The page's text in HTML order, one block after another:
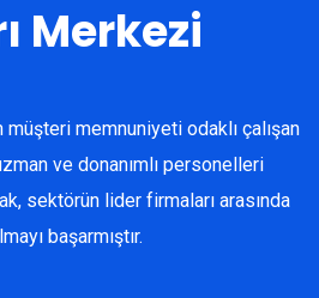
Merkezi
memnuniyeti odaklı çalışan
ve donanımlı personelleri
sektörün lider firmaları arasında
başarmıştır.